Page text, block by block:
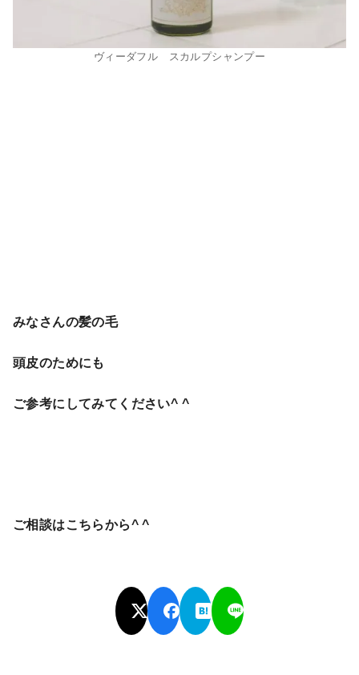
ヴィーダフル スカルプシャンプー
みなさんの髪の毛
頭皮のためにも
ご参考にしてみてください^ ^
ご相談はこちらから^ ^